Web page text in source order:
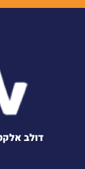
דולב